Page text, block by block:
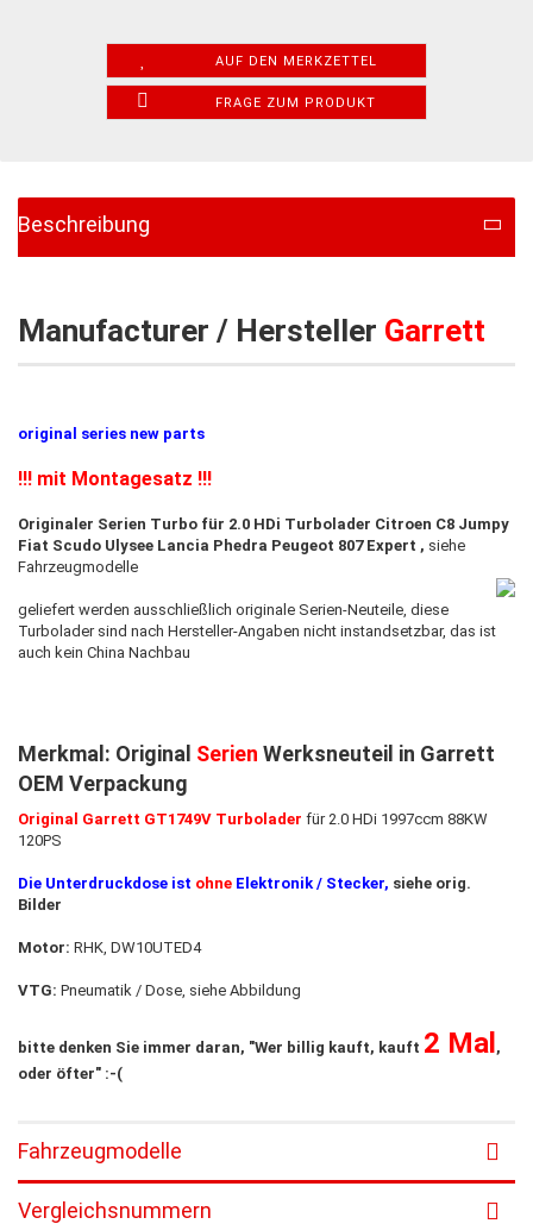
AUF DEN MERKZETTEL
FRAGE ZUM PRODUKT
Beschreibung
Manufacturer / Hersteller Garrett
original series new parts
!!! mit Montagesatz !!!
Originaler Serien Turbo für 2.0 HDi Turbolader Citroen C8 Jumpy
Fiat Scudo Ulysee Lancia Phedra Peugeot 807 Expert , siehe
Fahrzeugmodelle
geliefert werden ausschließlich originale Serien-Neuteile, diese
Turbolader sind nach Hersteller-Angaben nicht instandsetzbar, das ist
auch kein China Nachbau
Merkmal: Original Serien Werksneuteil in Garrett
OEM Verpackung
Original Garrett GT1749V Turbolader für 2.0 HDi 1997ccm 88KW
120PS
Die Unterdruckdose ist ohne Elektronik / Stecker, siehe orig.
Bilder
Motor: RHK, DW10UTED4
VTG: Pneumatik / Dose, siehe Abbildung
bitte denken Sie immer daran, "Wer billig kauft, kauft 2 Mal,
oder öfter" :-(
Fahrzeugmodelle
Vergleichsnummern